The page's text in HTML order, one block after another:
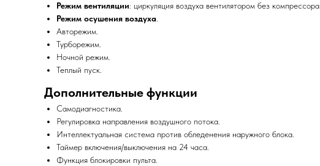
Режим вентиляции: циркуляция воздуха вентилятором без компрессора.
Режим осушения воздуха
Авторежим.
Турборежим.
Ночной режим.
Теплый пуск.
Дополнительные функции
Самодиагностика.
Регулировка направления воздушного потока.
Интеллектуальная система против обледенения наружного блока.
Таймер включения/выключения на 24 часа.
Функция блокировки пульта.